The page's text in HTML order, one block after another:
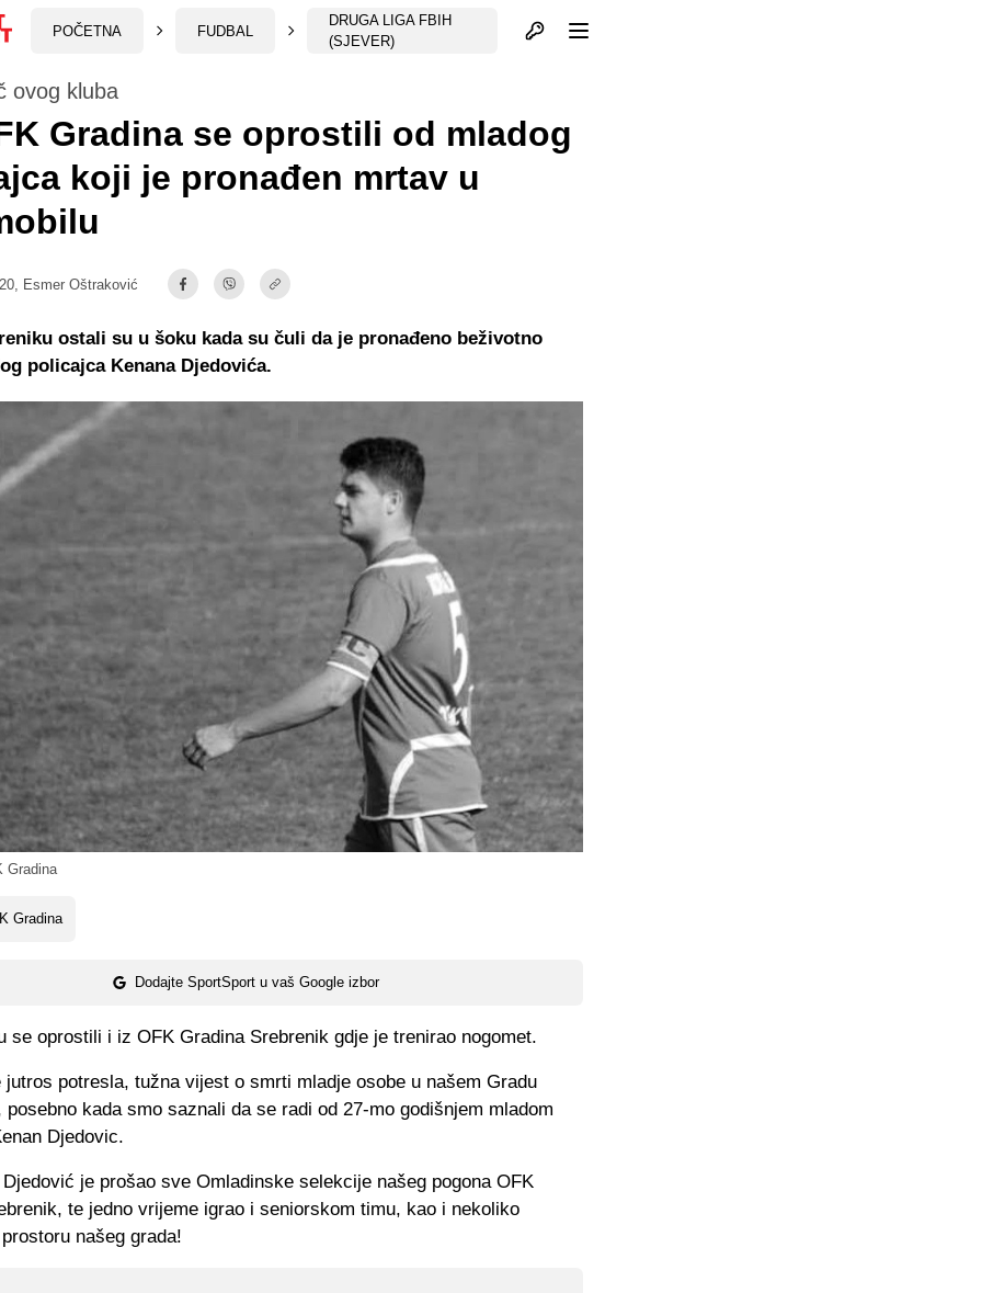
POČETNA FUDBAL
DRUGA LIGA FBIH
(SJEVER)
Otvori profil
Gradina
ovog kluba
Gradina se oprostili od mladog
koji je pronađen mrtav u
Esmer Oštraković
Gradina
Dodajte SportSport u vaš Google izbor
ostali su u šoku kada su čuli da je pronađeno beživotno
policajca Kenana Djedovića.
se oprostili i iz OFK Gradina Srebrenik gdje je trenirao nogomet.
jutros potresla, tužna vijest o smrti mladje osobe u našem Gradu
posebno kada smo saznali da se radi od 27-mo godišnjem mladom
Djedovic.
je prošao sve Omladinske selekcije našeg pogona OFK
te jedno vrijeme igrao i seniorskom timu, kao i nekoliko
našeg grada!